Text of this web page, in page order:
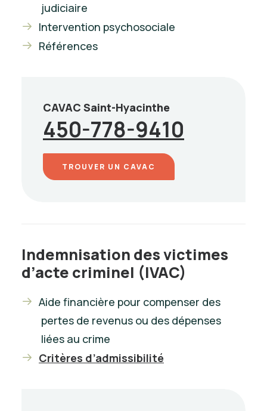
judiciaire
Intervention psychosociale
Références
CAVAC Saint-Hyacinthe
450-778-9410
TROUVER UN CAVAC
Indemnisation des victimes
d’acte criminel (IVAC)
Aide financière pour compenser des
pertes de revenus ou des dépenses
liées au crime
Critères d’admissibilité